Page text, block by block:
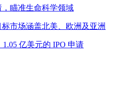
，瞄准生命科学领域
标市场涵盖北美、欧洲及亚洲
1.05 亿美元的 IPO 申请